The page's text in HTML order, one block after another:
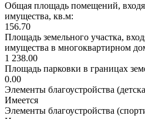
Общая площадь помещений,
имущества, кв.м:
156.70
Площадь земельного участка,
имущества в многоквартирном
1 238.00
Площадь парковки в границах
0.00
Элементы благоустройства
Имеется
Элементы благоустройства